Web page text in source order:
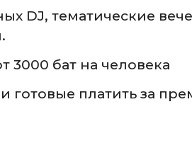
DJ, тематические
3000 бат на человека
платить за